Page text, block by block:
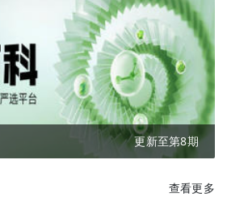
更新至第8期
查看更多